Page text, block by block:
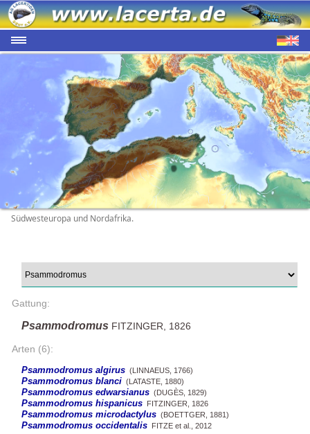
Südwesteuropa und Nordafrika.
Gattung:
Psammodromus FITZINGER, 1826
Arten (6):
Psammodromus algirus (LINNAEUS, 1766)
Psammodromus blanci (LATASTE, 1880)
Psammodromus edwarsianus (DUGÈS, 1829)
Psammodromus hispanicus FITZINGER, 1826
Psammodromus microdactylus (BOETTGER, 1881)
Psammodromus occidentalis FITZE et al., 2012